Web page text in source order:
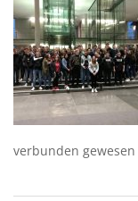
verbunden gewesen